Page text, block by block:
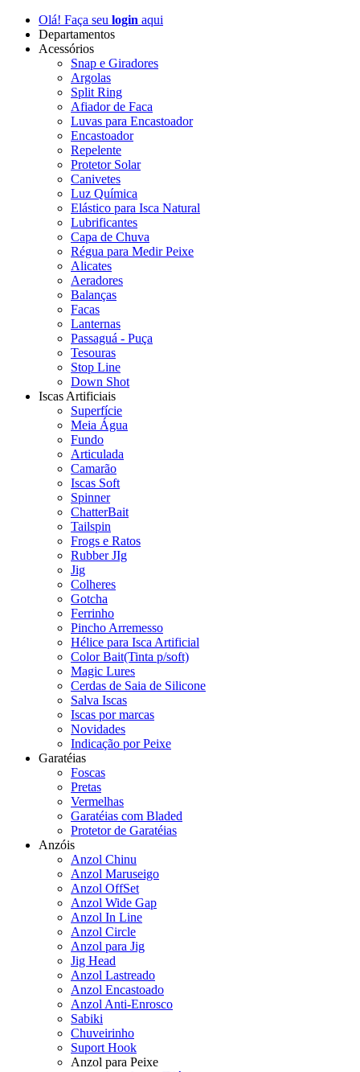
Olá! Faça seu login aqui
Departamentos
Acessórios
Snap e Giradores
Argolas
Split Ring
Afiador de Faca
Luvas para Encastoador
Encastoador
Repelente
Protetor Solar
Canivetes
Luz Química
Elástico para Isca Natural
Lubrificantes
Capa de Chuva
Régua para Medir Peixe
Alicates
Aeradores
Balanças
Facas
Lanternas
Passaguá - Puça
Tesouras
Stop Line
Down Shot
Iscas Artificiais
Superfície
Meia Água
Fundo
Articulada
Camarão
Iscas Soft
Spinner
ChatterBait
Tailspin
Frogs e Ratos
Rubber JIg
Jig
Colheres
Gotcha
Ferrinho
Pincho Arremesso
Hélice para Isca Artificial
Color Bait(Tinta p/soft)
Magic Lures
Cerdas de Saia de Silicone
Salva Iscas
Iscas por marcas
Novidades
Indicação por Peixe
Garatéias
Foscas
Pretas
Vermelhas
Garatéias com Bladed
Protetor de Garatéias
Anzóis
Anzol Chinu
Anzol Maruseigo
Anzol OffSet
Anzol Wide Gap
Anzol In Line
Anzol Circle
Anzol para Jig
Jig Head
Anzol Lastreado
Anzol Encastoado
Anzol Anti-Enrosco
Sabiki
Chuveirinho
Suport Hook
Anzol para Peixe